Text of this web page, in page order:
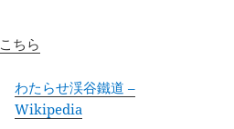
こちら
わたらせ渓谷鐵道 –
Wikipedia